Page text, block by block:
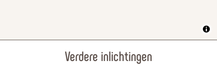
Verdere inlichtingen